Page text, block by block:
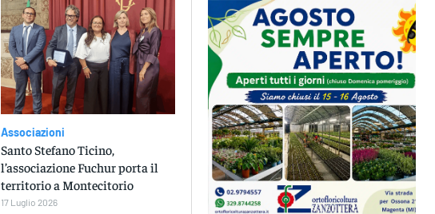
Associazioni
Santo Stefano Ticino,
l’associazione Fuchur porta il
territorio a Montecitorio
17 Luglio 2026